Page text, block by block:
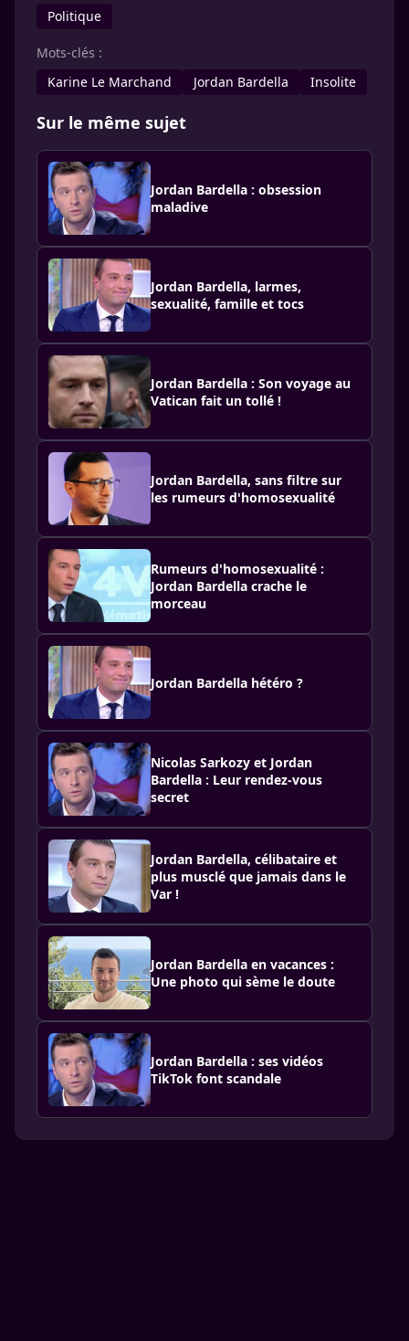
Politique
Mots-clés :
Karine Le Marchand
Jordan Bardella Insolite
Sur le même sujet
Jordan Bardella : obsession
maladive
Jordan Bardella, larmes,
sexualité, famille et tocs
Jordan Bardella : Son voyage au
Vatican fait un tollé !
Jordan Bardella, sans filtre sur
les rumeurs d'homosexualité
Rumeurs d'homosexualité :
Jordan Bardella crache le
morceau
Jordan Bardella hétéro ?
Nicolas Sarkozy et Jordan
Bardella : Leur rendez-vous
secret
Jordan Bardella, célibataire et
plus musclé que jamais dans le
Var !
Jordan Bardella en vacances :
Une photo qui sème le doute
Jordan Bardella : ses vidéos
TikTok font scandale